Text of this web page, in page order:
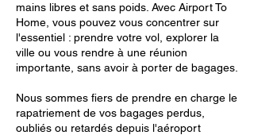
mains libres et sans poids. Avec Airport To
Home, vous pouvez vous concentrer sur
l'essentiel : prendre votre vol, explorer la
ville ou vous rendre à une réunion
importante, sans avoir à porter de bagages.
Nous sommes fiers de prendre en charge le
rapatriement de vos bagages perdus,
oubliés ou retardés depuis l'aéroport